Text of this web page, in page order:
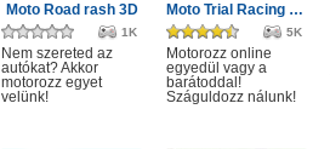
Moto Road rash 3D
1K
Nem szereted az
autókat? Akkor
motorozz egyet
velünk!
Moto Trial Racing 2: Two Player
5K
Motorozz online
egyedül vagy a
barátoddal!
Száguldozz nálunk!